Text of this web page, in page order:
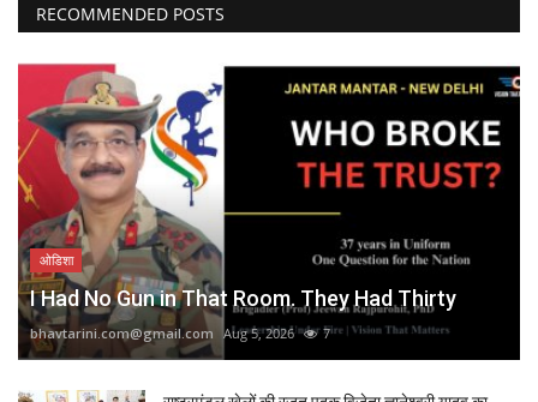
RECOMMENDED POSTS
ओडिशा
I Had No Gun in That Room. They Had Thirty
bhavtarini.com@gmail.com Aug 5, 2026 7